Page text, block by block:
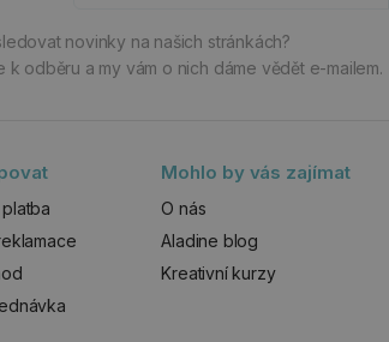
novinky na našich stránkách?
k odběru a my vám o nich dáme vědět e-mailem.
Mohlo by vás zajímat
O nás
Aladine blog
Kreativní kurzy